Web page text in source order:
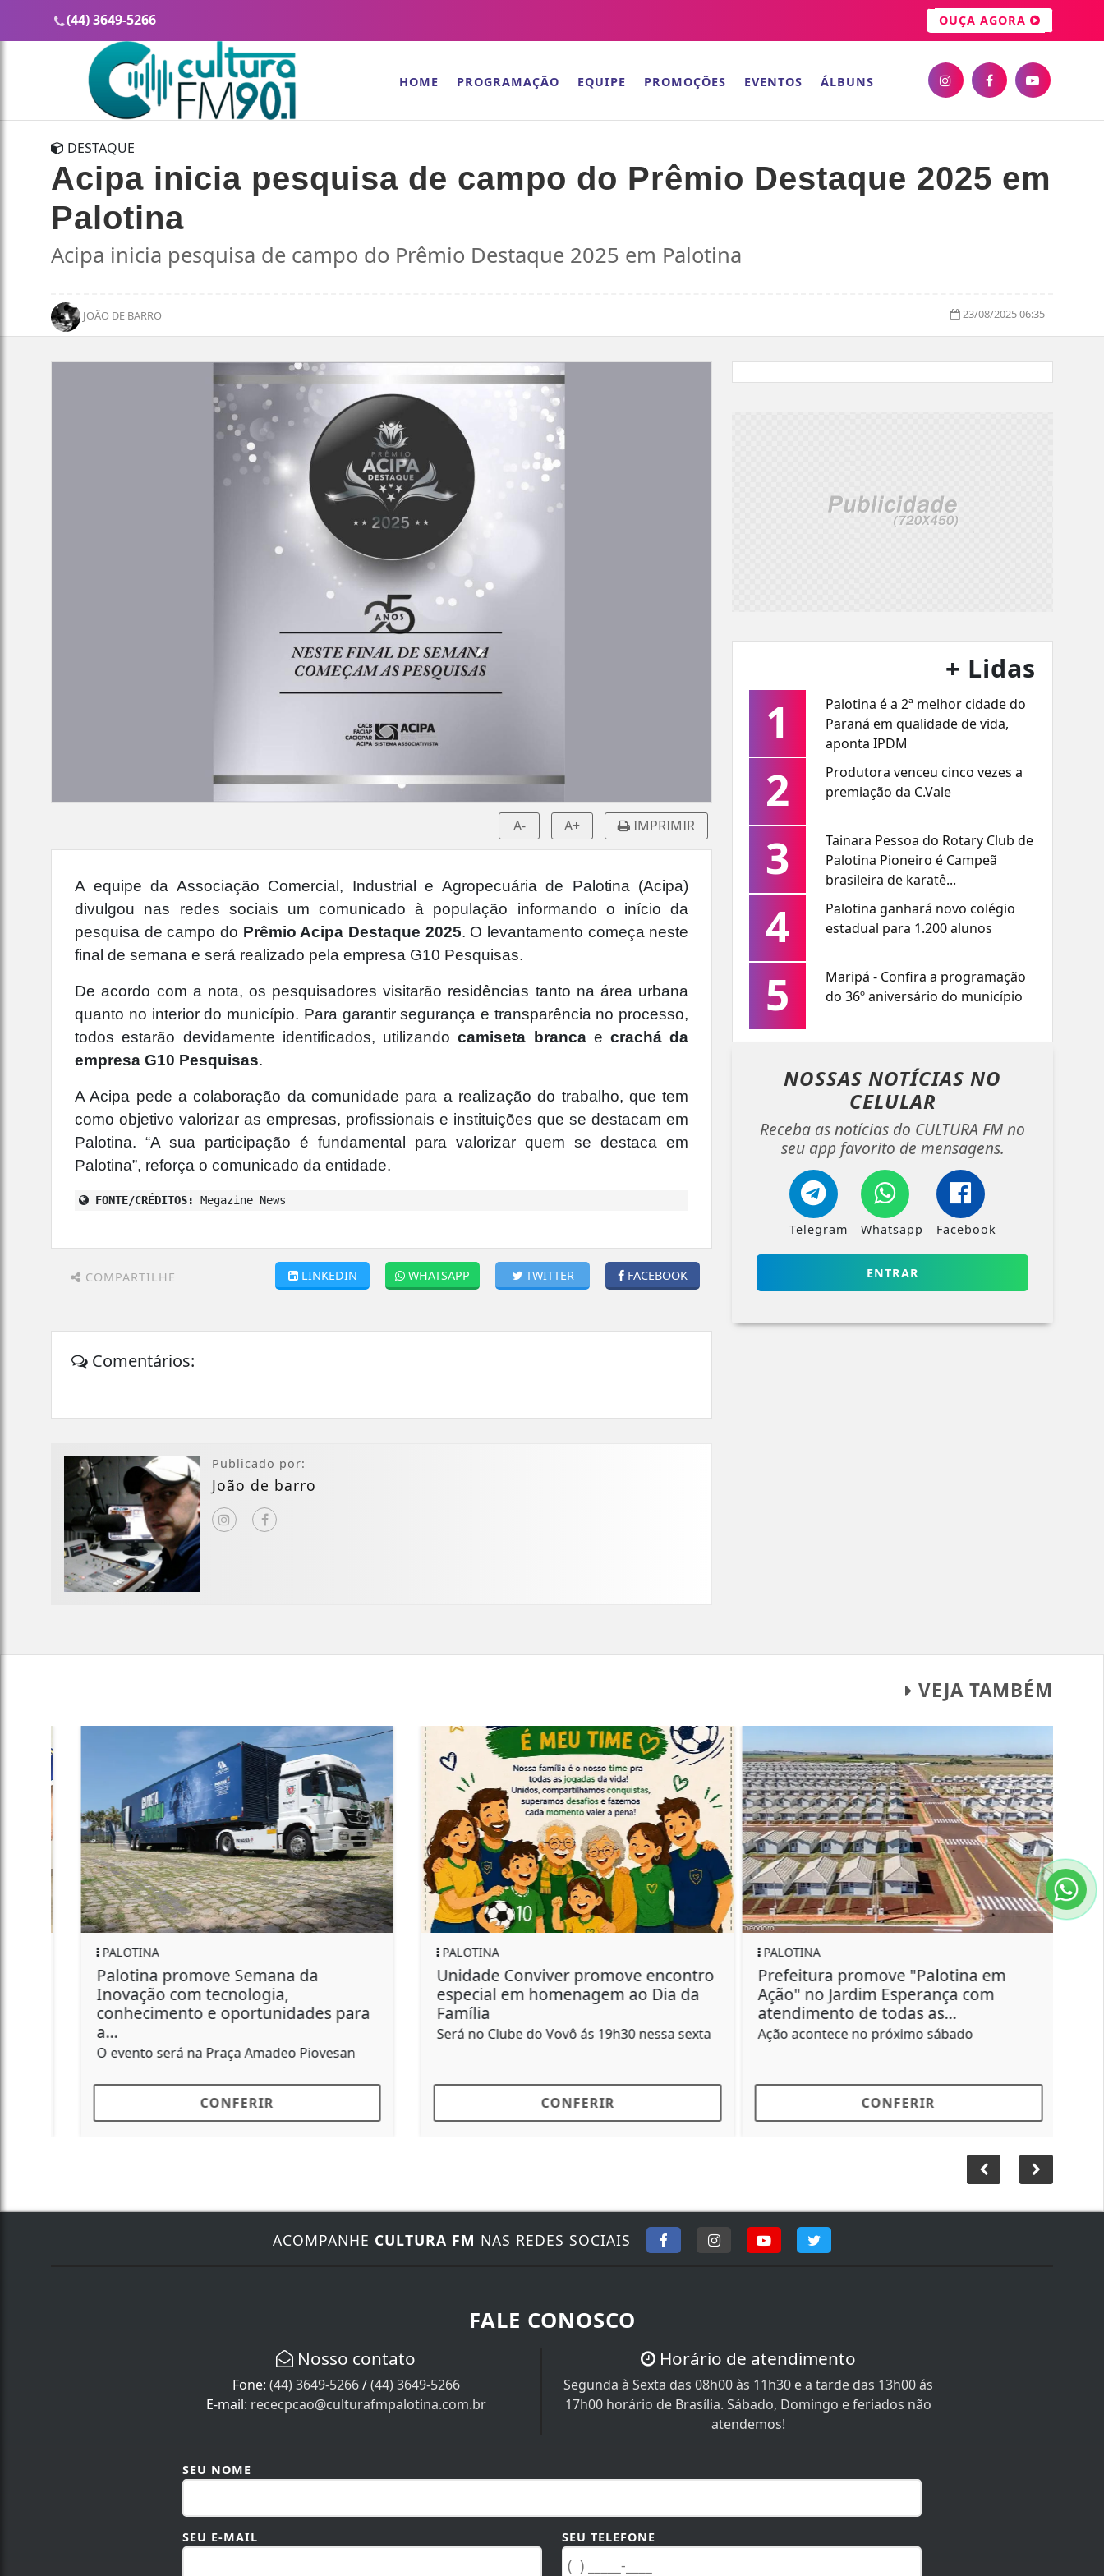
(44) 3649-5266 OUÇA AGORA
HOME PROGRAMAÇÃO EQUIPE PROMOÇÕES EVENTOS ÁLBUNS
DESTAQUE
Acipa inicia pesquisa de campo do Prêmio Destaque 2025 em
Palotina
Acipa inicia pesquisa de campo do Prêmio Destaque 2025 em Palotina
JOÃO DE BARRO 23/08/2025 06:35
A- A+ IMPRIMIR
A equipe da Associação Comercial, Industrial e Agropecuária de Palotina (Acipa)
divulgou nas redes sociais um comunicado à população informando o início da
pesquisa de campo do Prêmio Acipa Destaque 2025. O levantamento começa neste
final de semana e será realizado pela empresa G10 Pesquisas.
De acordo com a nota, os pesquisadores visitarão residências tanto na área urbana
quanto no interior do município. Para garantir segurança e transparência no processo,
todos estarão devidamente identificados, utilizandocamiseta brancae crachá da
empresa G10 Pesquisas.
A Acipa pede a colaboração da comunidade para a realização do trabalho, que tem
como objetivo valorizar as empresas, profissionais e instituições que se destacam em
Palotina. “A sua participação é fundamental para valorizar quem se destaca em
Palotina”, reforça o comunicado da entidade.
FONTE/CRÉDITOS: Megazine News
COMPARTILHE FACEBOOK
TWITTER
WHATSAPP
LINKEDIN
Comentários:
Publicado por:
João de barro
+ Lidas
1
Palotina é a 2ª melhor cidade do
Paraná em qualidade de vida,
aponta IPDM
2
Produtora venceu cinco vezes a
premiação da C.Vale
3
Tainara Pessoa do Rotary Club de
Palotina Pioneiro é Campeã
brasileira de karatê...
4
Palotina ganhará novo colégio
estadual para 1.200 alunos
5
Maripá - Confira a programação
do 36º aniversário do município
NOSSAS NOTÍCIASNO
CELULAR
Receba as notícias do CULTURA FM no
seu app favorito de mensagens.
Telegram Whatsapp Facebook
ENTRAR
VEJA TAMBÉM
PALOTINA
Prefeitura promove "Palotina em
Ação" no Jardim Esperança com
atendimento de todas as...
Ação acontece no próximo sábado
CONFERIR
SAÚDE
Boletim Informativo aponta 401
escorpiões notificados em Palotina
em 2026
31 casos leves foram contabilizados
CONFERIR
ESPORTES
Palotina lança a 2ª Taça Carolina
Calçados de Futsal Infantil com
participação de 41...
Abertura será no domingo dia 18
CONFERIR
ACOMPANHE CULTURA FM NAS REDES SOCIAIS
FALE CONOSCO
Nosso contato
Fone: (44) 3649-5266/(44) 3649-5266
E-mail: rececpcao@culturafmpalotina.com.br
Horário de atendimento
Segunda à Sexta das 08h00 às 11h30 e a tarde das 13h00 ás
17h00 horário de Brasília. Sábado, Domingo e feriados não
atendemos!
SEU NOME
SEU E-MAIL SEU TELEFONE